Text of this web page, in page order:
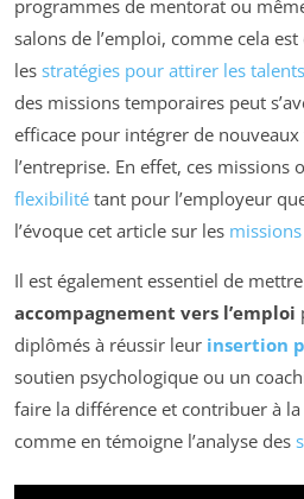
programmes de mentorat ou
salons de l’emploi, comme cela
les stratégies pour attirer les talents
des missions temporaires peut
efficace pour intégrer de
l’entreprise. En effet, ces missions
flexibilité tant pour l’employeur
l’évoque cet article sur les
Il est également essentiel de
accompagnement vers l’emploi
diplômés à réussir leur insertion
soutien psychologique ou un
faire la différence et contribuer à
comme en témoigne l’analyse des